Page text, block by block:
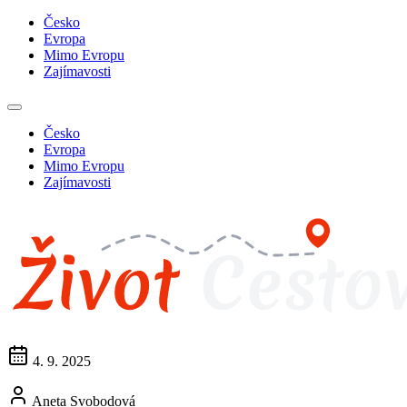
Česko
Evropa
Mimo Evropu
Zajímavosti
Česko
Evropa
Mimo Evropu
Zajímavosti
4. 9. 2025
Aneta Svobodová